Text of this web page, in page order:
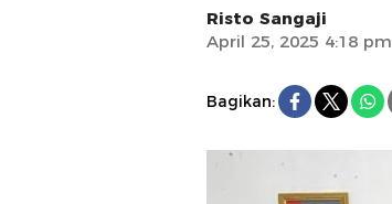
Risto Sangaji
April 25, 2025 4:18 pm
Bagikan: